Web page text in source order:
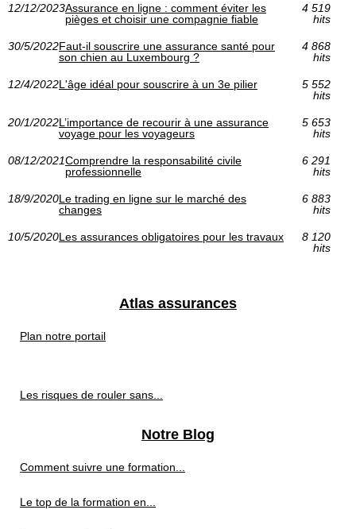
12/12/2023Assurance en ligne : comment éviter les
pièges et choisir une compagnie fiable
4 519
hits
30/5/2022Faut-il souscrire une assurance santé pour
son chien au Luxembourg ?
4 868
hits
12/4/2022L'âge idéal pour souscrire à un 3e pilier
5 552
hits
20/1/2022L’importance de recourir à une assurance
voyage pour les voyageurs
5 653
hits
08/12/2021Comprendre la responsabilité civile
professionnelle
6 291
hits
18/9/2020Le trading en ligne sur le marché des
changes
6 883
hits
10/5/2020Les assurances obligatoires pour les travaux
8 120
hits
Atlas assurances
Plan notre portail
Les risques de rouler sans...
Notre Blog
Comment suivre une formation...
Le top de la formation en...